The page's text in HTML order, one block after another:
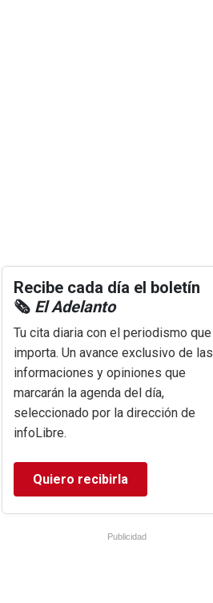
Recibe cada día el boletín
🗞️ El Adelanto
Tu cita diaria con el periodismo que
importa. Un avance exclusivo de las
informaciones y opiniones que
marcarán la agenda del día,
seleccionado por la dirección de
infoLibre.
Quiero recibirla
Publicidad